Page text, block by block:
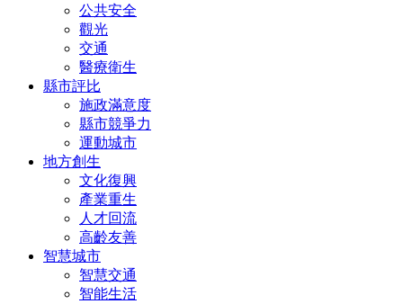
公共安全
觀光
交通
醫療衛生
縣市評比
施政滿意度
縣市競爭力
運動城市
地方創生
文化復興
產業重生
人才回流
高齡友善
智慧城市
智慧交通
智能生活